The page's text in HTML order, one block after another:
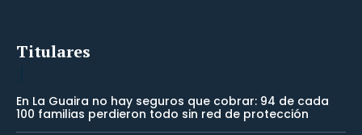
Titulares
En La Guaira no hay seguros que cobrar: 94 de cada
100 familias perdieron todo sin red de protección